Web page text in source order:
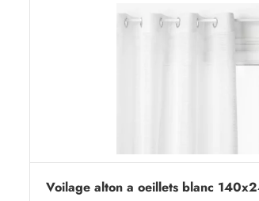
Voilage alton a oeillets blanc